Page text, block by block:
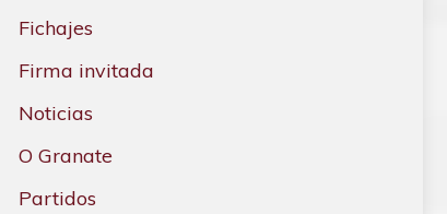
Fichajes
Firma invitada
Noticias
O Granate
Partidos